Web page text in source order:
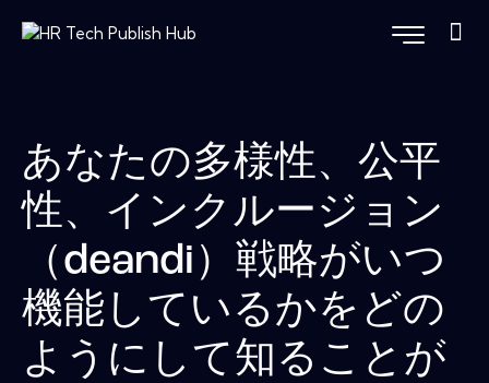
あなたの多様性、公平
性、インクルージョン
（deandi）戦略がいつ
機能しているかをどの
ようにして知ることが